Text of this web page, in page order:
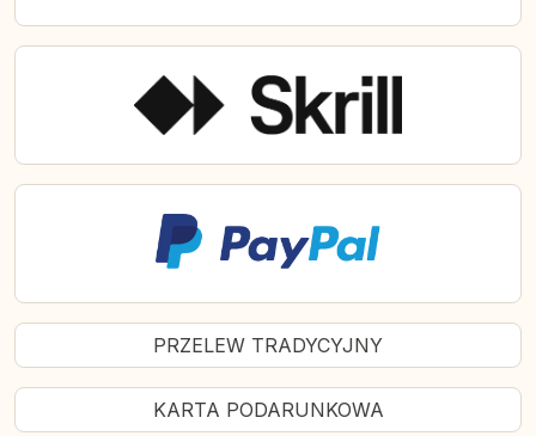
PRZELEW TRADYCYJNY
KARTA PODARUNKOWA